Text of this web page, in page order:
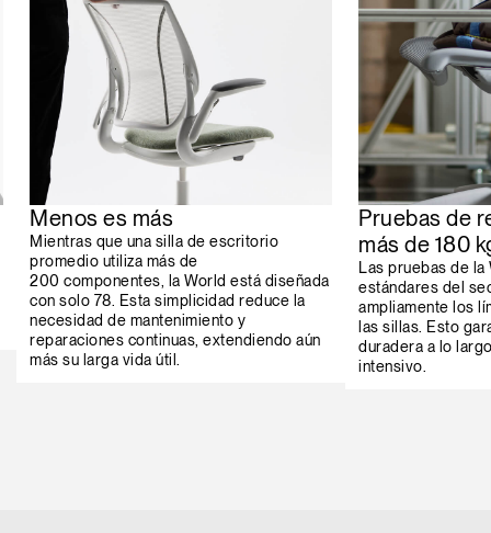
Menos es más
Mientras que una silla de escritorio
promedio utiliza más de
200 componentes, la World está diseñada
con solo 78. Esta simplicidad reduce la
necesidad de mantenimiento y
reparaciones continuas, extendiendo aún
más su larga vida útil.
Pruebas de
más de 180
Las pruebas de
estándares del
ampliamente los
las sillas. Esto
duradera a lo
intensivo.